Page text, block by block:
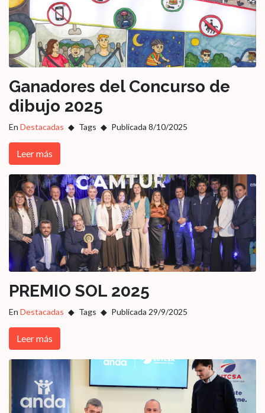
Ganadores del Concurso de
dibujo 2025
En Destacadas Tags Publicada 8/10/2025
Leer más
PREMIO SOL 2025
En Destacadas Tags Publicada 29/9/2025
Leer más